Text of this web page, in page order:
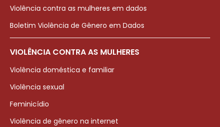
Violência contra as mulheres em dados
Boletim Violência de Gênero em Dados
VIOLÊNCIA CONTRA AS MULHERES
Violência doméstica e familiar
Violência sexual
Feminicídio
Violência de gênero na internet